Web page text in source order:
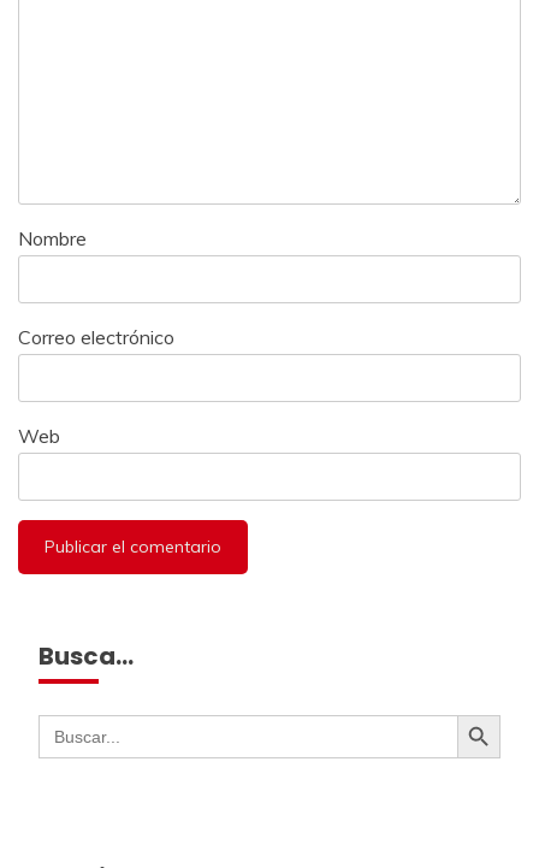
Nombre
Correo electrónico
Web
Busca…
Buscar: Botón de búsqueda